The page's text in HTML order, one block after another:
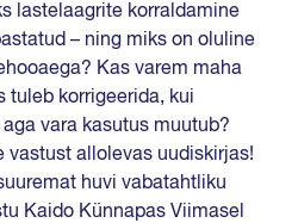
lastelaagrite korraldamine
– ning miks on oluline
Kas varem maha
tuleb korrigeerida, kui
vara kasutus muutub?
vastust allolevas uudiskirjas!
huvi vabatahtliku
Kaido Künnapas Viimasel